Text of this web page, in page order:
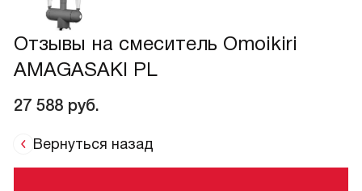
Отзывы на смеситель Omoikiri
AMAGASAKI PL
27 588 руб.
Вернуться назад